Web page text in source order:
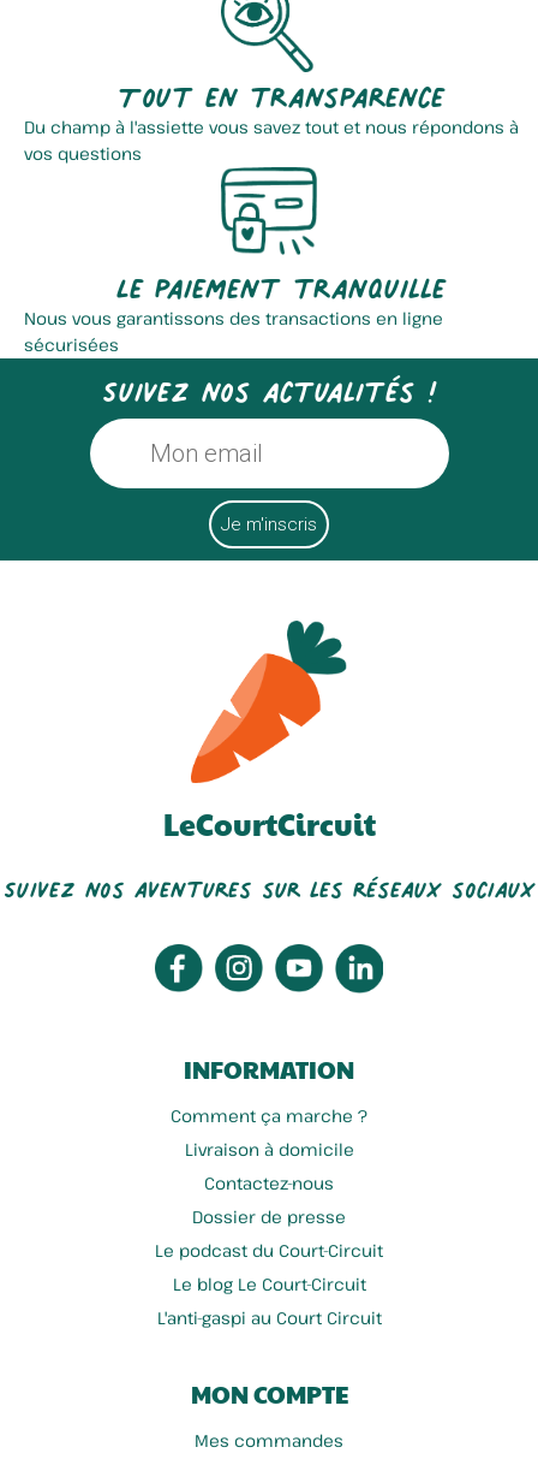
Tout en transparence
Du champ à l'assiette vous savez tout et nous répondons à
vos questions
Le paiement tranquille
Nous vous garantissons des transactions en ligne
sécurisées
Suivez nos actualités !
LeCourtCircuit
Suivez nos aventures sur les réseaux sociaux
INFORMATION
Comment ça marche ?
Livraison à domicile
Contactez-nous
Dossier de presse
Le podcast du Court-Circuit
Le blog Le Court-Circuit
L'anti-gaspi au Court Circuit
MON COMPTE
Mes commandes